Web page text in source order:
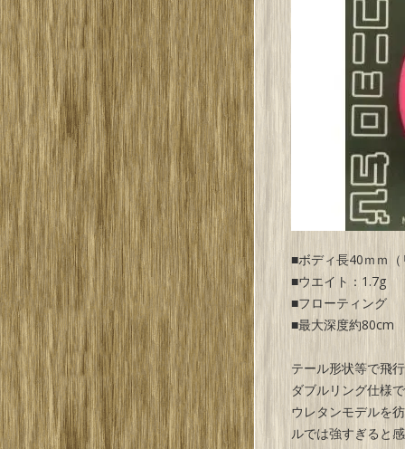
■ボディ長40ｍｍ
■ウエイト：1.7g
■フローティング
■最大深度約80cm
テール形状等で飛
ダブルリング仕様
ウレタンモデルを
ルでは強すぎると